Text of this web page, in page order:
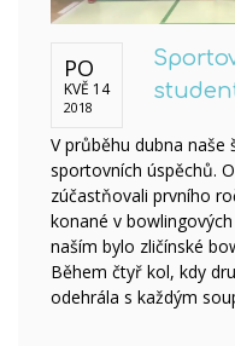
PO
KVĚ 14
2018
V průběhu dubna naše
sportovních úspěchů.
zúčastňovali prvního
konané v
naším bylo zličínské
Během čtyř kol, kdy
odehrála s každým